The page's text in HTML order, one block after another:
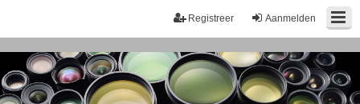
Aanmelden
Registreer